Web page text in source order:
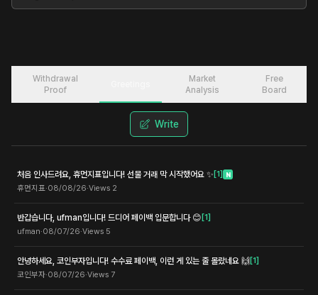
Withdrawal
Proof
Market
Analysis
Free
Board
Write
처음 인사드려요, 휴먼지표입니다! 선물 거래 막 시작했어요 ✨ [1] N
휴먼지표·08/08/26·Views 2
반갑습니다, ufman입니다! 드디어 페이백 입문합니다 😊 [1]
ufman·08/07/26·Views 5
안녕하세요, 코인부자입니다! 수수료 페이백, 이런 게 있는 줄 몰랐네요 🙌 [1]
코인부자·08/07/26·Views 7